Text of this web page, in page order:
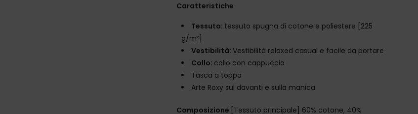
Caratteristiche
Tessuto: tessuto spugna di cotone e poliestere [225
g/m²]
Vestibilità:Vestibilità relaxed casual e facile da portare
Collo: collo con cappuccio
Tasca a toppa
Arte Roxy sul davanti e sulla manica
Composizione [Tessuto principale] 60% cotone, 40%